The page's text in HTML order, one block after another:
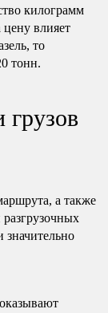
килограмм
влияет
то
тонн.
грузов
а также
значительно